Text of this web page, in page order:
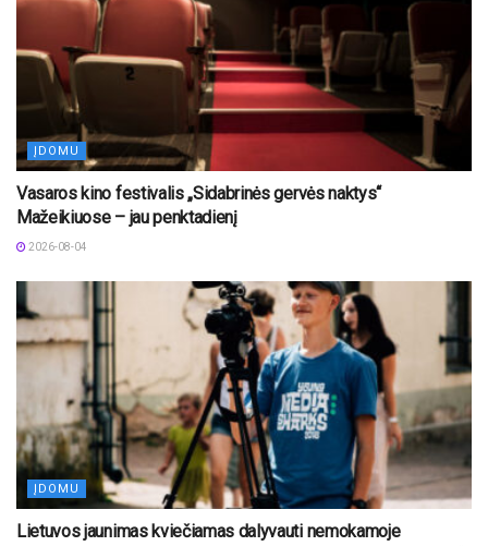
ĮDOMU
Vasaros kino festivalis „Sidabrinės gervės naktys“
Mažeikiuose – jau penktadienį
2026-08-04
ĮDOMU
Lietuvos jaunimas kviečiamas dalyvauti nemokamoje